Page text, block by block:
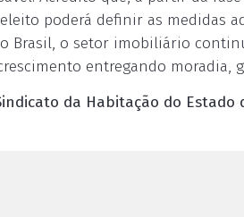
poderá definir as medidas
Brasil, o setor imobiliário
entregando moradia,
da Habitação do Estado